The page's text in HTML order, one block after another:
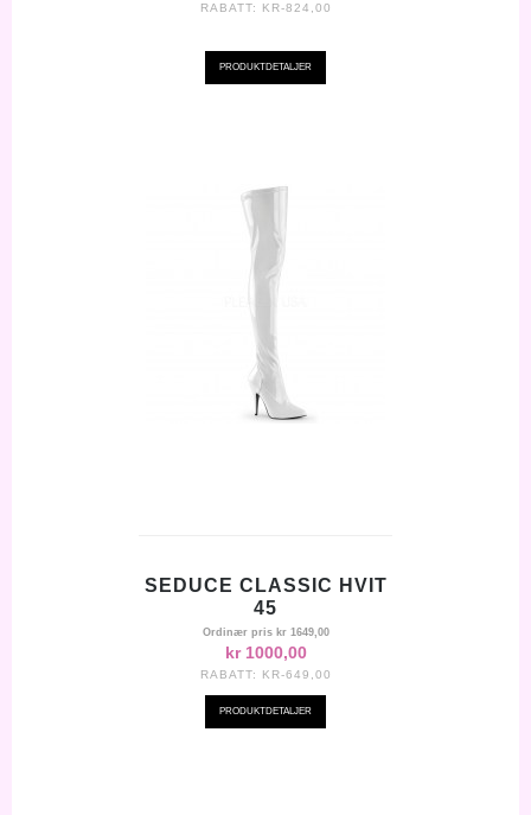
RABATT: KR-824,00
PRODUKTDETALJER
SEDUCE CLASSIC HVIT
45
Ordinær pris kr 1649,00
kr 1000,00
RABATT: KR-649,00
PRODUKTDETALJER